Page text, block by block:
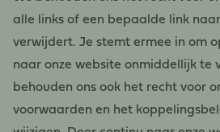
alle links of een bepaalde link
verwijdert. Je stemt ermee in om
naar onze website onmiddellijk te
behouden ons ook het recht voor
voorwaarden en het